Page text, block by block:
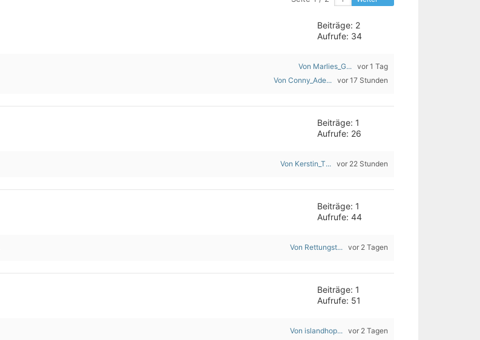
Beiträge: 2
Aufrufe: 34
Von Marlies_G... vor 1 Tag
Von Conny_Ade... vor 17 Stunden
Beiträge: 1
Aufrufe: 26
Von Kerstin_T... vor 22 Stunden
Beiträge: 1
Aufrufe: 44
Von Rettungst... vor 2 Tagen
Beiträge: 1
Aufrufe: 51
Von islandhop... vor 2 Tagen